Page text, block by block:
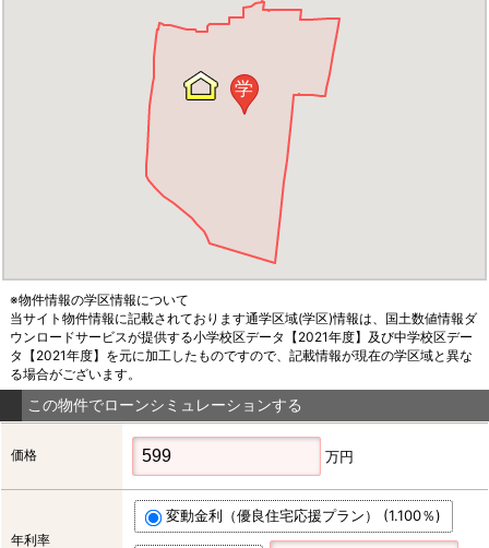
学
※物件情報の学区情報について
当サイト物件情報に記載されております通学区域(学区)情報は、国土数値情報ダ
ウンロードサービスが提供する小学校区データ【2021年度】及び中学校区デー
タ【2021年度】を元に加工したものですので、記載情報が現在の学区域と異な
る場合がございます。
この物件でローンシミュレーションする
価格 万円
年利率
変動金利（優良住宅応援プラン） (1.100％)